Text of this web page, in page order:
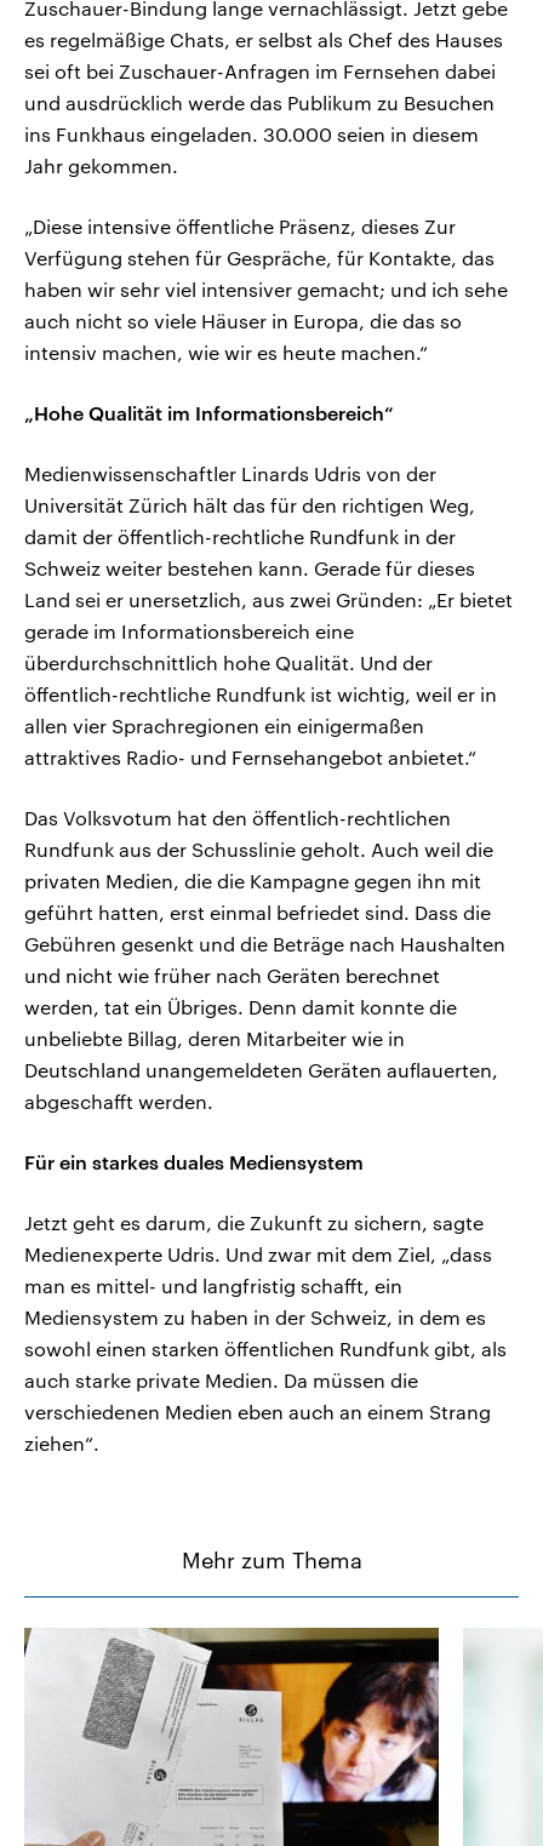
Zuschauer-Bindung lange vernachlässigt. Jetzt gebe
es regelmäßige Chats, er selbst als Chef des Hauses
sei oft bei Zuschauer-Anfragen im Fernsehen dabei
und ausdrücklich werde das Publikum zu Besuchen
ins Funkhaus eingeladen. 30.000 seien in diesem
Jahr gekommen.
„Diese intensive öffentliche Präsenz, dieses Zur
Verfügung stehen für Gespräche, für Kontakte, das
haben wir sehr viel intensiver gemacht; und ich sehe
auch nicht so viele Häuser in Europa, die das so
intensiv machen, wie wir es heute machen.“
„Hohe Qualität im Informationsbereich“
Medienwissenschaftler Linards Udris von der
Universität Zürich hält das für den richtigen Weg,
damit der öffentlich-rechtliche Rundfunk in der
Schweiz weiter bestehen kann. Gerade für dieses
Land sei er unersetzlich, aus zwei Gründen: „Er bietet
gerade im Informationsbereich eine
überdurchschnittlich hohe Qualität. Und der
öffentlich-rechtliche Rundfunk ist wichtig, weil er in
allen vier Sprachregionen ein einigermaßen
attraktives Radio- und Fernsehangebot anbietet.“
Das Volksvotum hat den öffentlich-rechtlichen
Rundfunk aus der Schusslinie geholt. Auch weil die
privaten Medien, die die Kampagne gegen ihn mit
geführt hatten, erst einmal befriedet sind. Dass die
Gebühren gesenkt und die Beträge nach Haushalten
und nicht wie früher nach Geräten berechnet
werden, tat ein Übriges. Denn damit konnte die
unbeliebte Billag, deren Mitarbeiter wie in
Deutschland unangemeldeten Geräten auflauerten,
abgeschafft werden.
Für ein starkes duales Mediensystem
Jetzt geht es darum, die Zukunft zu sichern, sagte
Medienexperte Udris. Und zwar mit dem Ziel, „dass
man es mittel- und langfristig schafft, ein
Mediensystem zu haben in der Schweiz, in dem es
sowohl einen starken öffentlichen Rundfunk gibt, als
auch starke private Medien. Da müssen die
verschiedenen Medien eben auch an einem Strang
ziehen“.
Mehr zum Thema